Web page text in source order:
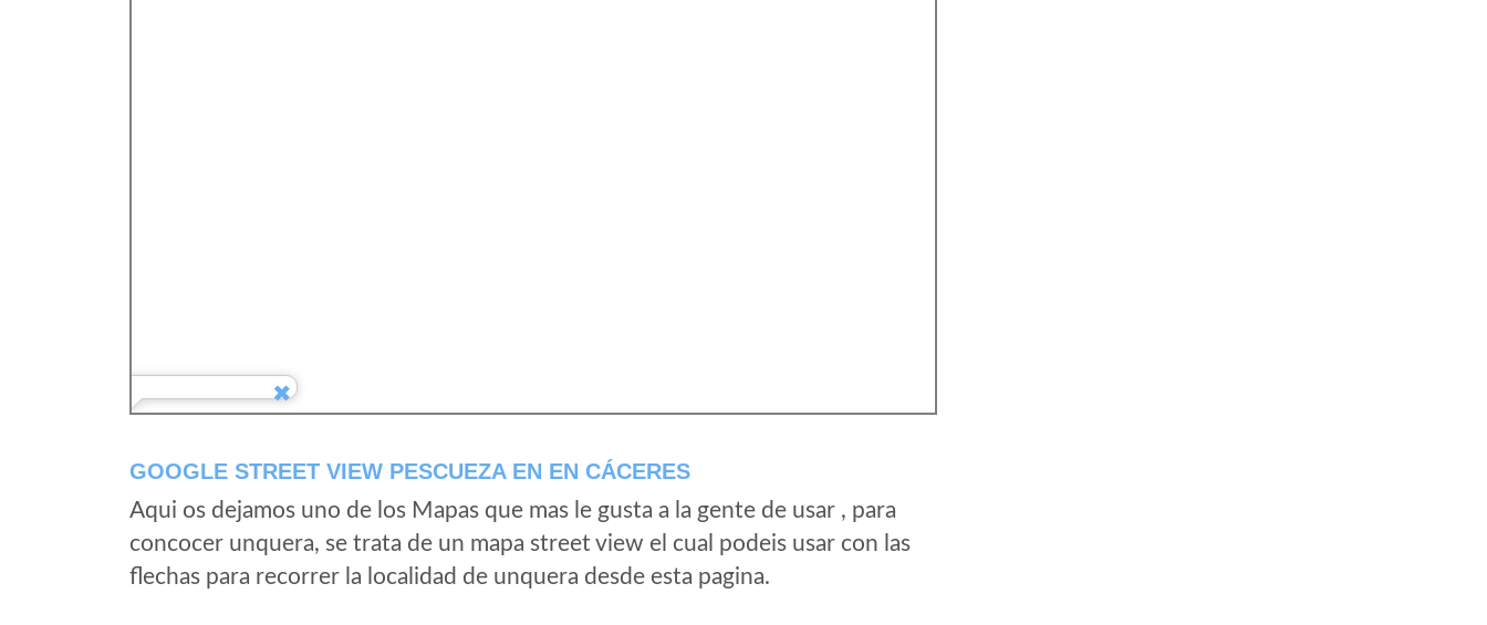
GOOGLE STREET VIEW PESCUEZA EN EN CÁCERES
Aqui os dejamos uno de los Mapas que mas le gusta a la gente de usar , para
concocer unquera, se trata de un mapa street view el cual podeis usar con las
flechas para recorrer la localidad de unquera desde esta pagina.